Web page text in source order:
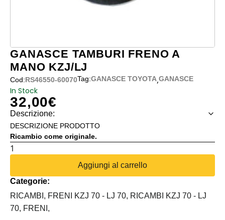
GANASCE TAMBURI FRENO A
MANO KZJ/LJ
Cod:RS46550-60070Tag:GANASCE TOYOTA,GANASCE
In Stock
32,00€
Descrizione:
DESCRIZIONE PRODOTTO
Ricambio come originale.
GANASCE
A
MANO
KZJ/LJ
Aggiungi al carrello
Categorie:
RICAMBI, FRENI KZJ 70 - LJ 70, RICAMBI KZJ 70 - LJ
70, FRENI,